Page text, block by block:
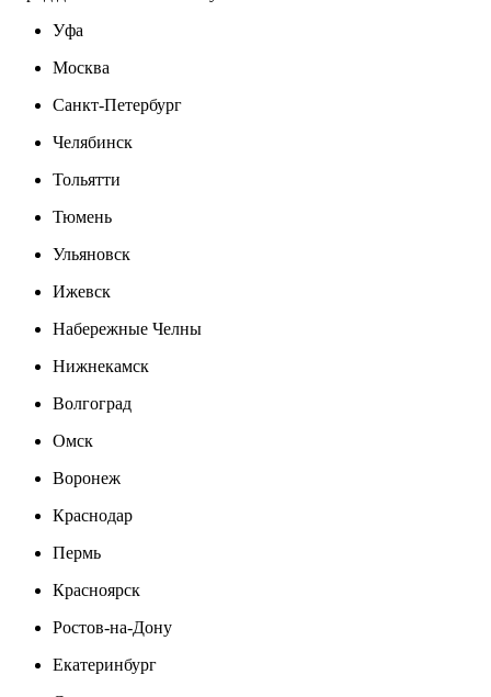
Уфа
Москва
Санкт-Петербург
Челябинск
Тольятти
Тюмень
Ульяновск
Ижевск
Набережные Челны
Нижнекамск
Волгоград
Омск
Воронеж
Краснодар
Пермь
Красноярск
Ростов-на-Дону
Екатеринбург